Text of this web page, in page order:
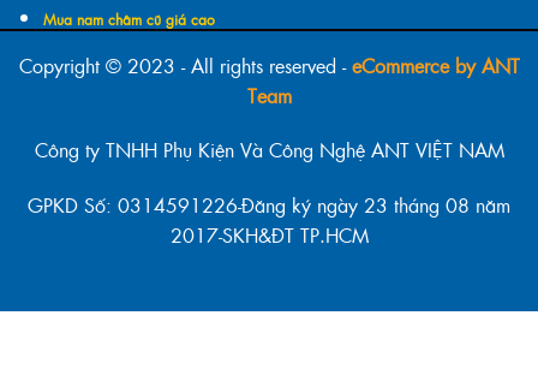
Mua nam châm cũ giá cao
Copyright © 2023 - All rights reserved -eCommerce by ANT
Team
Công ty TNHH Phụ Kiện Và Công Nghệ ANT VIỆT NAM
GPKD Số: 0314591226-Đăng ký ngày 23 tháng 08 năm
2017-SKH&ĐT TP.HCM